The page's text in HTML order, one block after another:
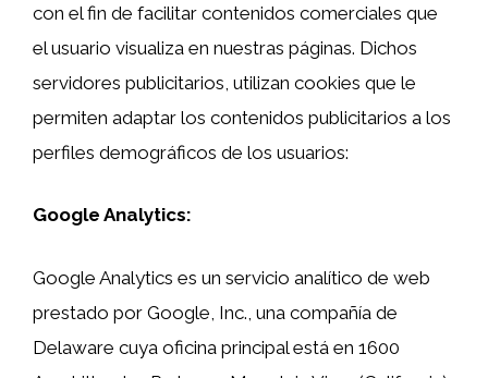
con el fin de facilitar contenidos comerciales que
el usuario visualiza en nuestras páginas. Dichos
servidores publicitarios, utilizan cookies que le
permiten adaptar los contenidos publicitarios a los
perfiles demográficos de los usuarios:
Google Analytics:
Google Analytics es un servicio analítico de web
prestado por Google, Inc., una compañía de
Delaware cuya oficina principal está en 1600